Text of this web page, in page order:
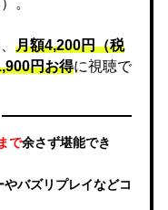
。
月額4,200円（税
円お得に視聴で
で余さず堪能でき
バズリプレイなどコ